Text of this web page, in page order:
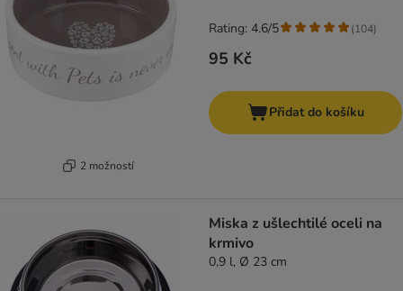
2 možností
95 Kč
Rating: 4.6/5 (104)
Přidat do košíku
Miska z ušlechtilé oceli na
krmivo
0,9 l, Ø 23 cm